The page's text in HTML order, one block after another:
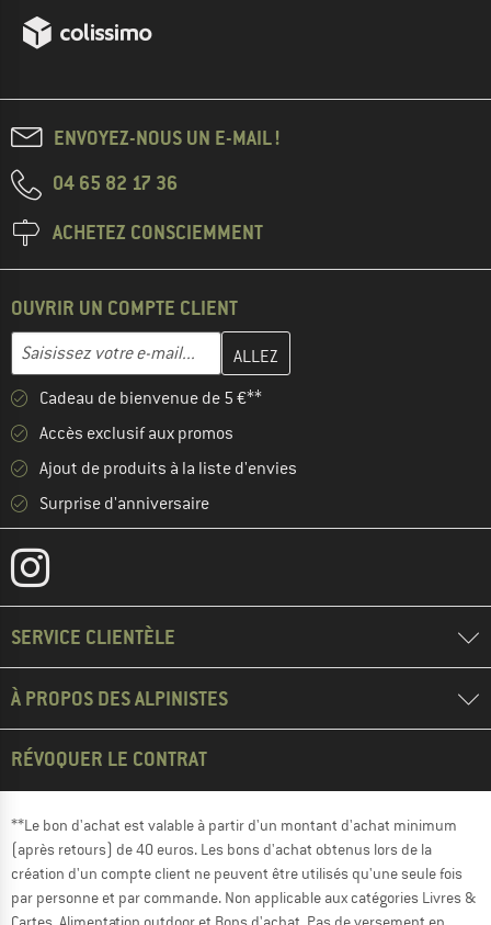
ENVOYEZ-NOUS UN E-MAIL !
04 65 82 17 36
ACHETEZ CONSCIEMMENT
OUVRIR UN COMPTE CLIENT
Adresse e-mail
Entrez votre adresse e-mail ici et créez votre compte client à la
Cadeau de bienvenue de 5 €**
Accès exclusif aux promos
Ajout de produits à la liste d'envies
Surprise d'anniversaire
SERVICE CLIENTÈLE
À PROPOS DES ALPINISTES
RÉVOQUER LE CONTRAT
**Le bon d'achat est valable à partir d'un montant d'achat minimum
(après retours) de 40 euros. Les bons d'achat obtenus lors de la
création d'un compte client ne peuvent être utilisés qu'une seule fois
par personne et par commande. Non applicable aux catégories Livres &